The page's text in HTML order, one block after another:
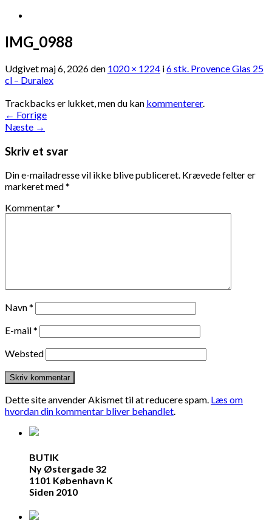
IMG_0988
Udgivetmaj 6, 2026den 1020 × 1224 i6 stk. Provence Glas 25
cl – Duralex
Trackbacks er lukket, men du kan kommenterer.
← Forrige
Næste →
Skriv et svar
Din e-mailadresse vil ikke blive publiceret. Krævede felter er
markeret med*
Kommentar*
Navn*
E-mail*
Websted
Dette site anvender Akismet til at reducere spam. Læs om
hvordan din kommentar bliver behandlet.
BUTIK
Ny Østergade 32
1101 København K
Siden 2010